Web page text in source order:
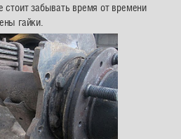
стоит забывать время от времени
гайки.